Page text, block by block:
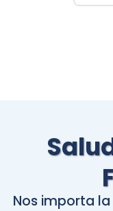
Nos importa